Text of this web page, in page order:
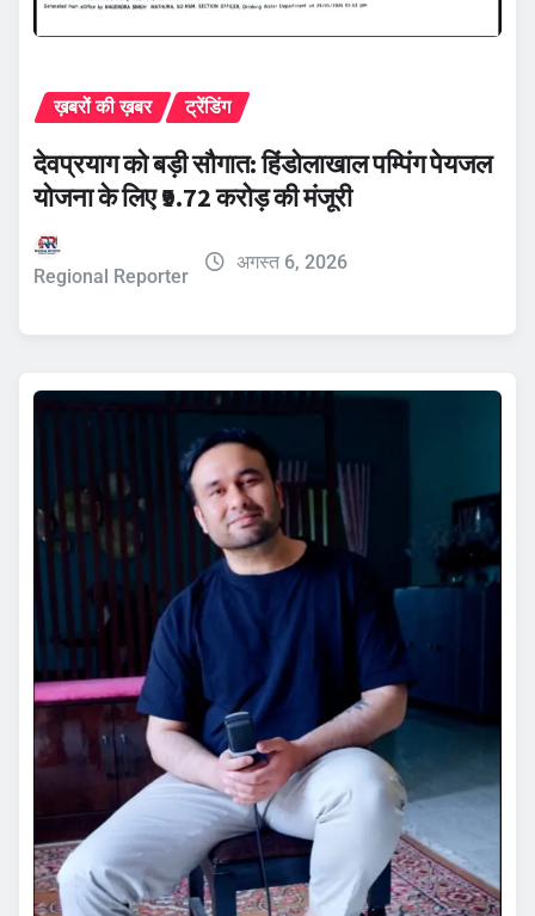
ख़बरों की ख़बर ट्रेंडिंग
देवप्रयाग को बड़ी सौगात: हिंडोलाखाल पम्पिंग पेयजल
योजना के लिए ₹9.72 करोड़ की मंजूरी
Regional Reporter
अगस्त 6, 2026